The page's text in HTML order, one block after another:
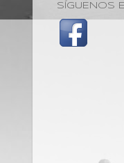
SÍGUENOS